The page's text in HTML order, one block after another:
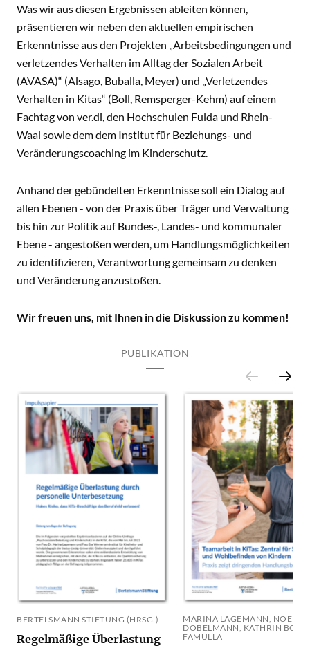
Was wir aus diesen Ergebnissen ableiten können,
präsentieren wir neben den aktuellen empirischen
Erkenntnisse aus den Projekten „Arbeitsbedingungen und
verletzendes Verhalten im Alltag der Sozialen Arbeit
(AVASA)“ (Alsago, Buballa, Meyer) und „Verletzendes
Verhalten in Kitas“ (Boll, Remsperger-Kehm) auf einem
Fachtag von ver.di, den Hochschulen Fulda und Rhein-
Waal sowie dem dem Institut für Beziehungs- und
Veränderungscoaching im Kinderschutz.
Anhand der gebündelten Erkenntnisse soll ein Dialog auf
allen Ebenen - von der Praxis über Träger und Verwaltung
bis hin zur Politik auf Bundes-, Landes- und kommunaler
Ebene - angestoßen werden, um Handlungsmöglichkeiten
zu identifizieren, Verantwortung gemeinsam zu denken
und Veränderung anzustoßen.
Wir freuen uns, mit Ihnen in die Diskussion zu kommen!
PUBLIKATION
BERTELSMANN STIFTUNG (HRSG.)
Regelmäßige Überlastung
MARINA LAGEMANN, NOEMI
DOBELMANN, KATHRIN
FAMULLA